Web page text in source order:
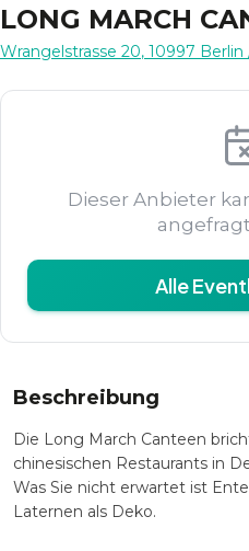
LONG MARCH
Wrangelstrasse 20, 10997 Berlin
Dieser Anbieter
Alle
Beschreibung
Die Long March Canteen
chinesischen Restaurants in
Was Sie nicht erwartet ist
Laternen als Deko.